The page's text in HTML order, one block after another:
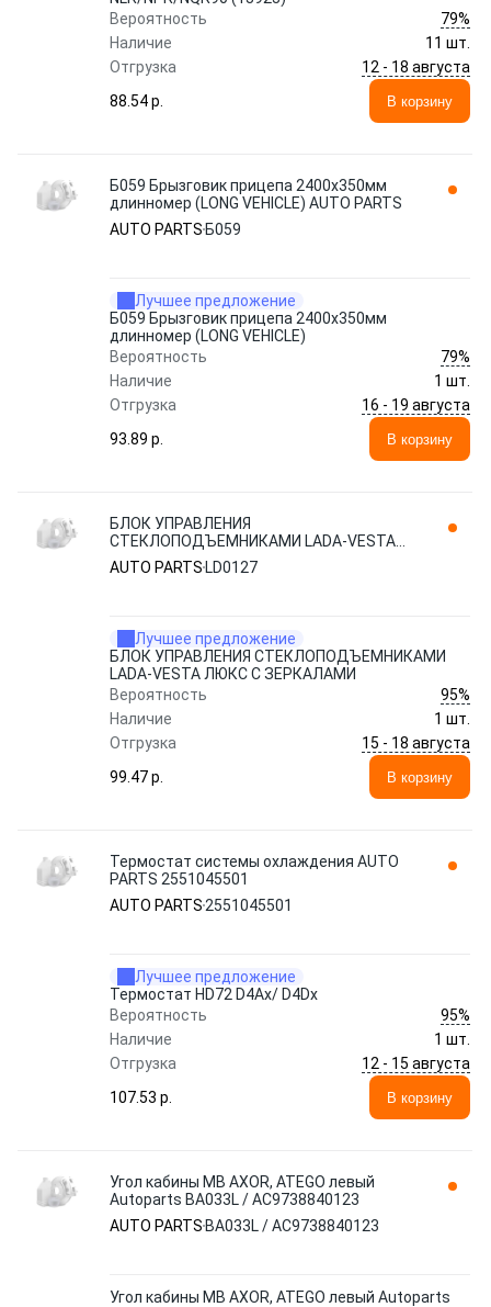
Вероятность
79%
Наличие
11 шт.
Отгрузка
12 - 18 августа
88.54 p.
В корзину
Б059 Брызговик прицепа 2400х350мм
длинномер (LONG VEHICLE) AUTO PARTS
AUTO PARTS Б059
Лучшее предложение
Б059 Брызговик прицепа 2400х350мм
длинномер (LONG VEHICLE)
Вероятность
79%
Наличие
1 шт.
Отгрузка
16 - 19 августа
93.89 p.
В корзину
БЛОК УПРАВЛЕНИЯ
СТЕКЛОПОДЪЕМНИКАМИ LADA-VESTA
ЛЮКС С ЗЕРКАЛАМИ LD0127 AUTO PARTS
AUTO PARTS LD0127
Лучшее предложение
БЛОК УПРАВЛЕНИЯ СТЕКЛОПОДЪЕМНИКАМИ
LADA-VESTA ЛЮКС С ЗЕРКАЛАМИ
Вероятность
95%
Наличие
1 шт.
Отгрузка
15 - 18 августа
99.47 p.
В корзину
Термостат системы охлаждения AUTO
PARTS 2551045501
AUTO PARTS 2551045501
Лучшее предложение
Термостат HD72 D4Ax/ D4Dx
Вероятность
95%
Наличие
1 шт.
Отгрузка
12 - 15 августа
107.53 p.
В корзину
Угол кабины MB AXOR, ATEGO левый
Autoparts BA033L / AC9738840123
AUTO PARTS BA033L / AC9738840123
Угол кабины MB AXOR, ATEGO левый Autoparts